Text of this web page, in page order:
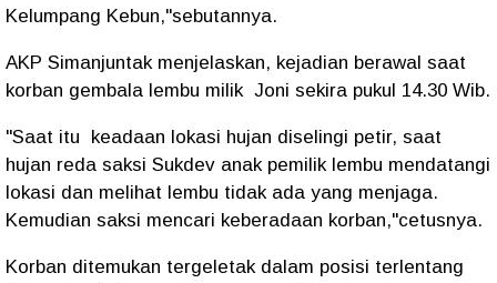
Kelumpang Kebun,"sebutannya.
AKP Simanjuntak menjelaskan, kejadian berawal saat
korban gembala lembu milik Joni sekira pukul 14.30 Wib.
"Saat itu keadaan lokasi hujan diselingi petir, saat
hujan reda saksi Sukdev anak pemilik lembu mendatangi
lokasi dan melihat lembu tidak ada yang menjaga.
Kemudian saksi mencari keberadaan korban,"cetusnya.
Korban ditemukan tergeletak dalam posisi terlentang